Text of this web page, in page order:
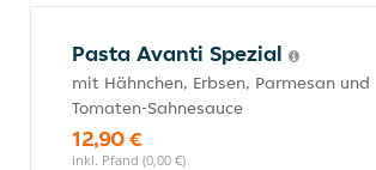
Pasta Avanti Spezial
mit Hähnchen, Erbsen, Parmesan und
Tomaten-Sahnesauce
12,90 €
inkl. Pfand (0,00 €)